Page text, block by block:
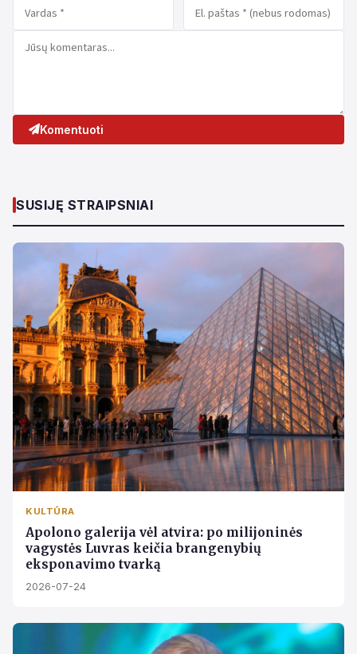
Komentuoti
SUSIJĘ STRAIPSNIAI
KULTŪRA
Apolono galerija vėl atvira: po milijoninės
vagystės Luvras keičia brangenybių
eksponavimo tvarką
2026-07-24